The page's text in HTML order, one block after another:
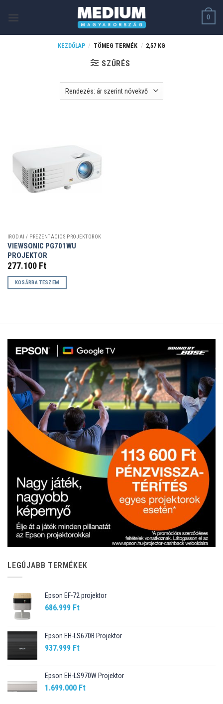
0
KEZDŐLAP / TÖMEG TERMÉK / 2,57 KG
SZŰRÉS
IRODAI / PREZENTÁCIÓS PROJEKTOROK
VIEWSONIC PG701WU
PROJEKTOR
277.100 Ft
KOSÁRBA TESZEM
LEGÚJABB TERMÉKEK
Epson EF-72 projektor
686.999 Ft
Epson EH-LS670B Projektor
937.999 Ft
Epson EH-LS970W Projektor
1.699.000 Ft